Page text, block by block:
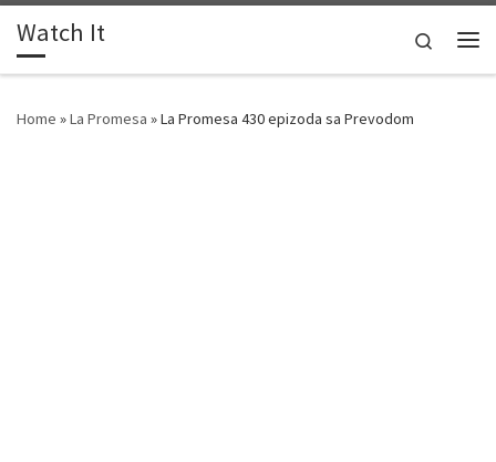
Skip to content
Watch It
Search
Home »La Promesa »La Promesa 430 epizoda sa Prevodom